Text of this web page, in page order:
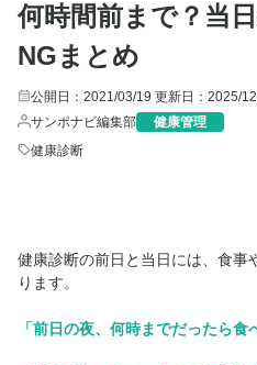
何時間前まで？当
NGまとめ
公開日：2021/03/19 更新日：2025/
サンポナビ編集部
健康管理
健康診断
健康診断の前日と当日には、食事
ります。
「前日の夜、何時までだったら食